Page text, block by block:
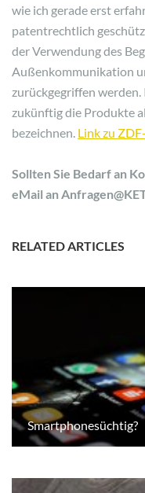
wie ich gerade erst
patentrechtlich
der Verwendung des
Außenkommunikation
zurückgegriffen werden.
zukünftig die Produkte
bezeichnen. Link zu
Sollten Sie Bedarf an
eMail an
RELATED ARTICLES
Smartphonesüchtig?